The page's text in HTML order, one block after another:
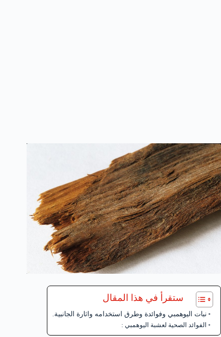
ستقرأ في هذا المقال
نبات اليوهمبي وفوائدة وطرق استخدامه واثارة الجانبية.
الفوائد الصحية لعشبة اليوهمبي :